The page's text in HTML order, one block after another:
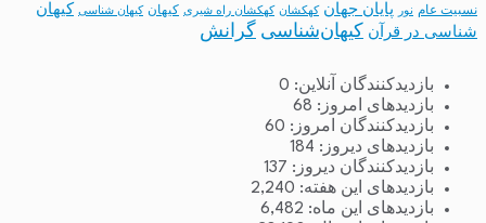
نسبیت عام نور پایان جهان کهکشان کهکشان راه شیری کیهان کیهان شناسی
کیهان
شناسی در قرآن
کیهان‌شناسی گرانش
بازدیدکنندگان آنلاین: 0
بازدیدهای امروز: 68
بازدیدکنندگان امروز: 60
بازدیدهای دیروز: 184
بازدیدکنندگان دیروز: 137
بازدیدهای این هفته: 2,240
بازدیدهای این ماه: 6,482